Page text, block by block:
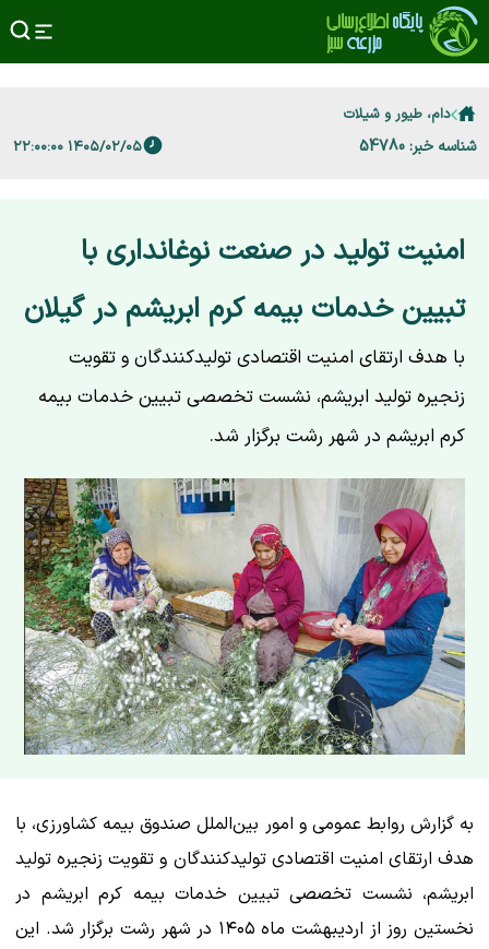
دام، طیور و شیلات
شناسه خبر: 54780 ۱۴۰۵/۰۲/۰۵ ۲۲:۰۰:۰۰
امنیت تولید در صنعت نوغانداری با
تبیین خدمات بیمه کرم ابریشم در گیلان
با هدف ارتقای امنیت اقتصادی تولیدکنندگان و تقویت
زنجیره تولید ابریشم، نشست تخصصی تبیین خدمات بیمه
کرم ابریشم در شهر رشت برگزار شد.
به گزارش روابط عمومی و امور بین‌الملل صندوق بیمه کشاورزی، با
هدف ارتقای امنیت اقتصادی تولیدکنندگان و تقویت زنجیره تولید
ابریشم، نشست تخصصی تبیین خدمات بیمه کرم ابریشم در
نخستین روز از اردیبهشت ماه ۱۴۰۵ در شهر رشت برگزار شد. این